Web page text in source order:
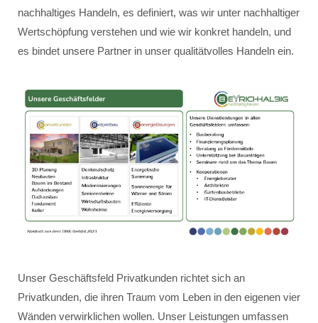
nachhaltiges Handeln, es definiert, was wir unter nachhaltiger
Wertschöpfung verstehen und wie wir konkret handeln, und
es bindet unsere Partner in unser qualitätvolles Handeln ein.
Unser Geschäftsfeld Privatkunden richtet sich an
Privatkunden, die ihren Traum vom Leben in den eigenen vier
Wänden verwirklichen wollen. Unser Leistungen umfassen